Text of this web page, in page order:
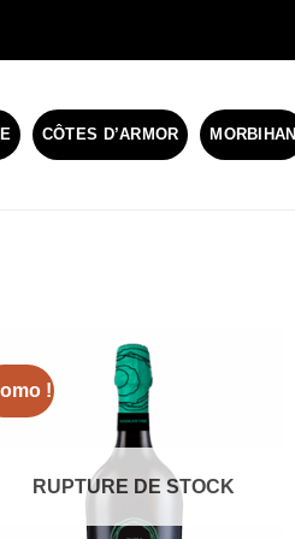
CÔTES D’ARMOR MORBIHAN
!
RUPTURE DE STOCK